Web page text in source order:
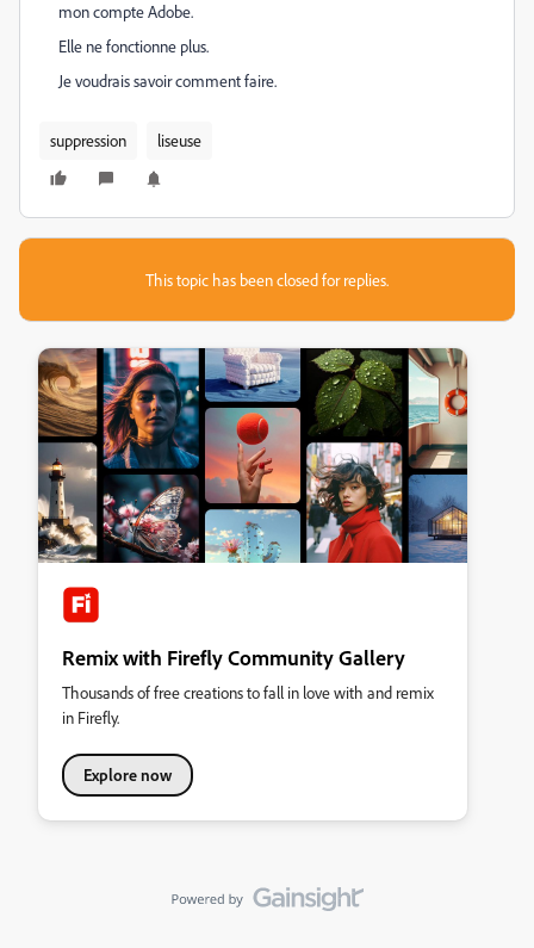
mon compte Adobe.
Elle ne fonctionne plus.
Je voudrais savoir comment faire.
suppression liseuse
This topic has been closed for replies.
Remix with Firefly Community Gallery
Thousands of free creations to fall in love with and remix
in Firefly.
Explore now